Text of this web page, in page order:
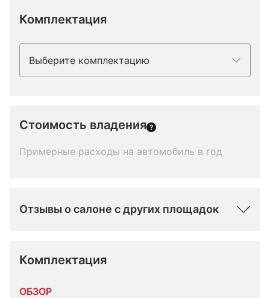
Комплектация
Выберите комплектацию
Стоимость владения
Примерные расходы на автомобиль в год
Отзывы о салоне с других площадок
Комплектация
ОБЗОР